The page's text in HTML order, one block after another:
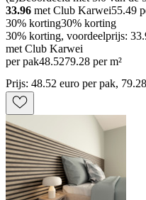
33.96 met Club Karwei55.49
30% korting30% korting
30% korting, voordeelprijs:
met Club Karwei
per pak48.5279.28 per m²
Prijs: 48.52 euro per pak,